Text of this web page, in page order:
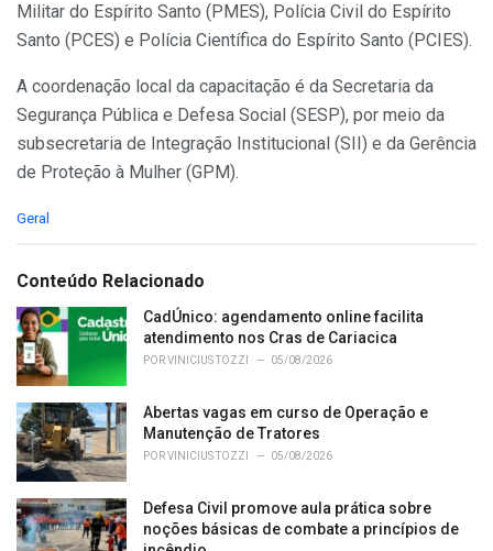
Militar do Espírito Santo (PMES), Polícia Civil do Espírito
Santo (PCES) e Polícia Científica do Espírito Santo (PCIES).
A coordenação local da capacitação é da Secretaria da
Segurança Pública e Defesa Social (SESP), por meio da
subsecretaria de Integração Institucional (SII) e da Gerência
de Proteção à Mulher (GPM).
C
e
o
r
i
e
:
Geral
Conteúdo Relacionado
CadÚnico: agendamento online facilita
atendimento nos Cras de Cariacica
PORVINICIUS TOZZI 05/08/2026
Abertas vagas em curso de Operação e
Manutenção de Tratores
PORVINICIUS TOZZI 05/08/2026
Defesa Civil promove aula prática sobre
noções básicas de combate a princípios de